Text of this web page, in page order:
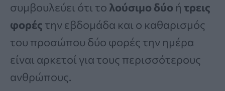
συμβουλεύει ότι το λούσιμο δύο ή τρεις
φορές την εβδομάδα και ο καθαρισμός
του προσώπου δύο φορές την ημέρα
είναι αρκετοί για τους περισσότερους
ανθρώπους.